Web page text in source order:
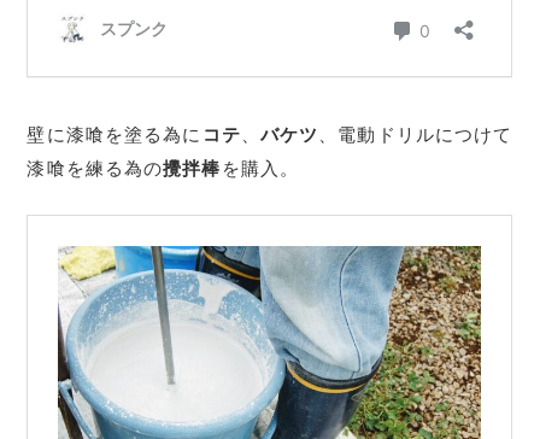
壁に漆喰を塗る為に コテ、 バケツ 、電動ドリルにつけて
漆喰を練る為の攪拌棒 を購入。